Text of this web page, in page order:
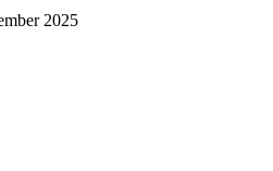
2025